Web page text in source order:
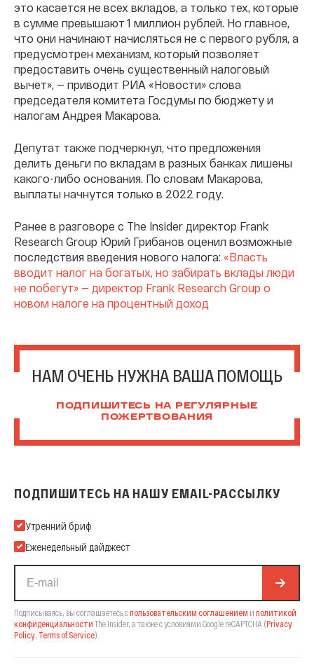
это касается не всех вкладов, а только тех, которые
в сумме превышают 1 миллион рублей. Но главное,
что они начинают начисляться не с первого рубля, а
предусмотрен механизм, который позволяет
предоставить очень существенный налоговый
вычет», — приводит РИА «Новости» слова
председателя комитета Госдумы по бюджету и
налогам Андрея Макарова.
Депутат также подчеркнул, что предложения
делить деньги по вкладам в разных банках лишены
какого-либо основания. По словам Макарова,
выплаты начнутся только в 2022 году.
Ранее в разговоре с The Insider директор Frank
Research Group Юрий Грибанов оценил возможные
последствия введения нового налога: «Власть
вводит налог на богатых, но забирать вклады люди
не побегут» — директор Frank Research Group о
новом налоге на процентный доход
НАМ ОЧЕНЬ НУЖНА ВАША ПОМОЩЬ
ПОДПИШИТЕСЬ НА РЕГУЛЯРНЫЕ
ПОЖЕРТВОВАНИЯ
ПОДПИШИТЕСЬ НА НАШУ EMAIL-РАССЫЛКУ
Подпишитесь на нашу Email-рассылку
Утренний бриф
Еженедельный дайджест
Подписываясь, вы соглашаетесь спользовательским соглашением и политикой
конфиденциальности The Insider, а также с условиями Google reCAPTCHA (Privacy
Policy, Terms of Service).